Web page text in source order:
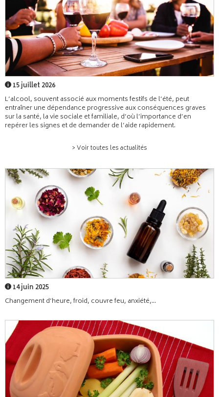
15 juillet 2026
L’alcool, souvent associé aux moments festifs de l’été, peut
entraîner une dépendance progressive aux conséquences graves
sur la santé, la vie sociale et familiale, d’où l’importance d’en
repérer les signes et de demander de l’aide rapidement.
> Voir toutes les actualités
14 juin 2025
Changement d’heure, froid, couvre feu, anxiété,...